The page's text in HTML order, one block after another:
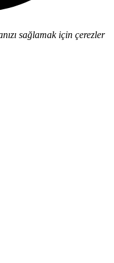
sağlamak için çerezler